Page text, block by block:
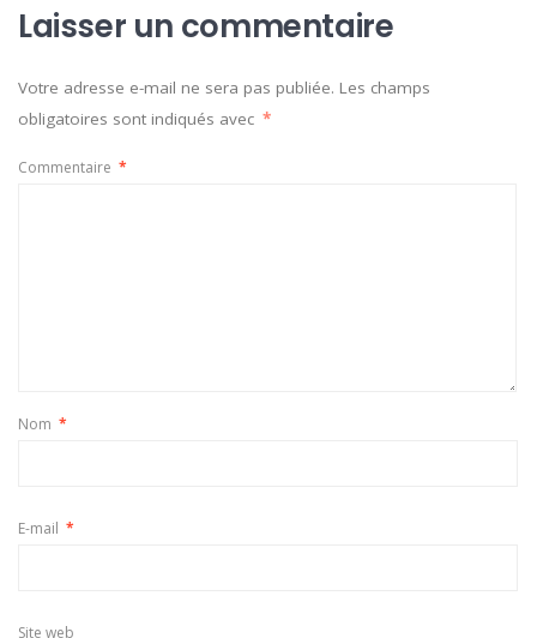
Laisser un commentaire
Votre adresse e-mail ne sera pas publiée. Les champs
obligatoires sont indiqués avec *
Commentaire *
Nom *
E-mail *
Site web